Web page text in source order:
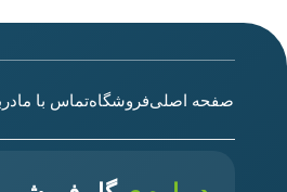
صفحه اصلیفروشگاهتماس با ما